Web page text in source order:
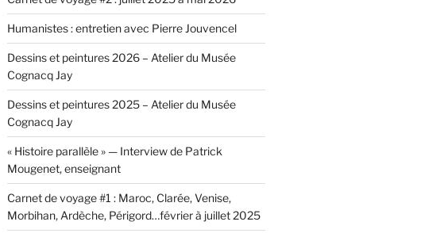
Humanistes : entretien avec Pierre Jouvencel
Dessins et peintures 2026 – Atelier du Musée
Cognacq Jay
Dessins et peintures 2025 – Atelier du Musée
Cognacq Jay
« Histoire parallèle » — Interview de Patrick
Mougenet, enseignant
Carnet de voyage #1 : Maroc, Clarée, Venise,
Morbihan, Ardèche, Périgord…février à juillet 2025